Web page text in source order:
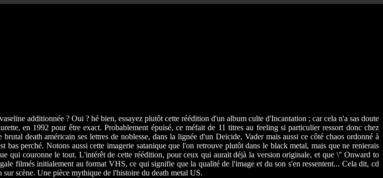
additionnée ? Oui ? hé bien, essayez plutôt cette réédition d'un album culte d'Incantation ; car cela n'a sas doute
en 1992 pour être exact. Probablement épuisé, ce méfait de 11 titres au feeling si particulier ressort donc chez
death américain ses lettres de noblesse, dans la lignée d'un Deicide, Vader mais aussi ce côté chaos ordonné à
perché. Notons aussi cette imagerie satanique que l'on retrouve plutôt dans le black metal, mais que ne renierais
qui couronne le tout. L'intérêt de cette réédition, pour ceux qui aurait déjà la version originale, et que \" Onward to
filmés initialement au format VHS, ce qui signifie que la qualité de l'image et du son s'en ressentent... Cela dit, cd
scène. Une pièce mythique de l'histoire du death metal US.